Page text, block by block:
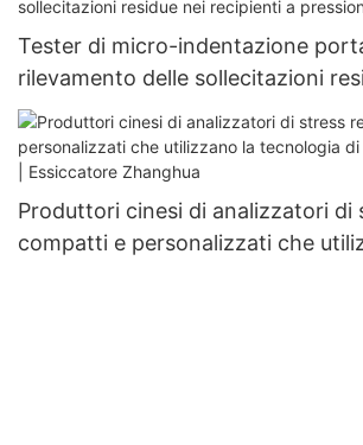
Tester di micro-indentazione
rilevamento delle sollecitazioni
recipienti a pressione
Produttori cinesi di analizzatori di
compatti e personalizzati che